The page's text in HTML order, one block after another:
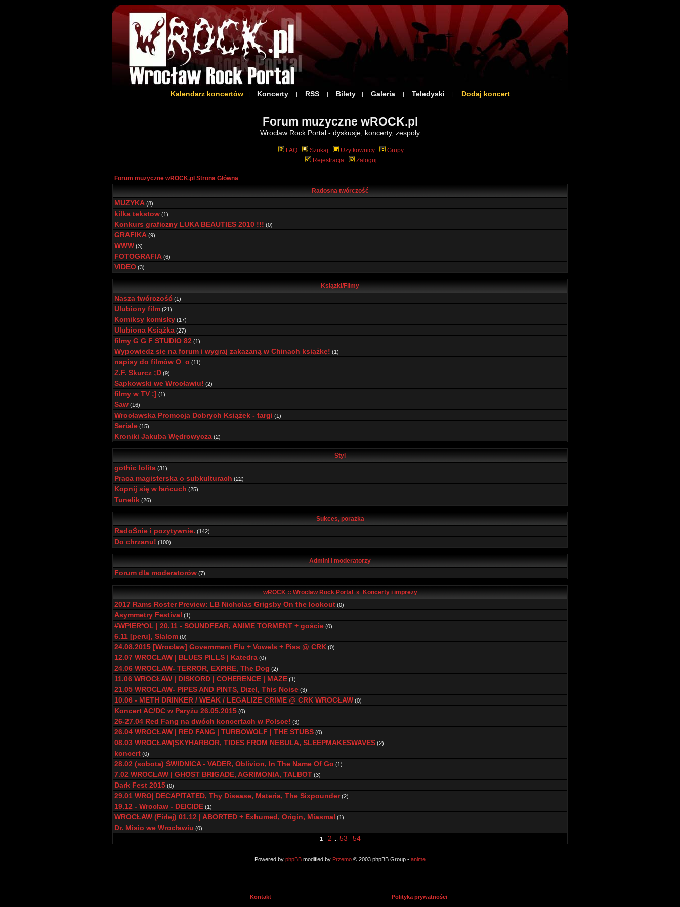
Kalendarz koncertów| Koncerty| RSS| Bilety| Galeria| Teledyski | Dodaj koncert
Forum muzyczne wROCK.pl
Wrocław Rock Portal - dyskusje, koncerty, zespoły
FAQ Szukaj Użytkownicy
Grupy
Rejestracja
Zaloguj
Forum muzyczne wROCK.pl Strona Główna
Radosna twórczość
MUZYKA (8)
kilka tekstow (1)
Konkurs graficzny LUKA BEAUTIES 2010 !!! (0)
GRAFIKA (9)
WWW (3)
FOTOGRAFIA (6)
VIDEO (3)
Ksiązki/Filmy
Nasza twórczość (1)
Ulubiony film (21)
Komiksy komisky (17)
Ulubiona Książka (27)
filmy G G F STUDIO 82 (1)
Wypowiedz się na forum i wygraj zakazaną w Chinach książkę! (1)
napisy do filmów O_o (11)
Z.F. Skurcz ;D (9)
Sapkowski we Wrocławiu! (2)
filmy w TV ;] (1)
Saw (16)
Wrocławska Promocja Dobrych Książek - targi (1)
Seriale (15)
Kroniki Jakuba Wędrowycza (2)
Styl
gothic lolita (31)
Praca magisterska o subkulturach (22)
Kopnij się w łańcuch (25)
Tunelik (26)
Sukces, porażka
RadoŚnie i pozytywnie. (142)
Do chrzanu! (100)
Admini i moderatorzy
Forum dla moderatorów (7)
wROCK :: Wroclaw Rock Portal » Koncerty i imprezy
2017 Rams Roster Preview: LB Nicholas Grigsby On the lookout (0)
Asymmetry Festival (1)
#WPIER*OL | 20.11 - SOUNDFEAR, ANIME TORMENT + goście (0)
6.11 [peru], Slalom (0)
24.08.2015 [Wrocław] Government Flu + Vowels + Piss @ CRK (0)
12.07 WROCŁAW | BLUES PILLS | Katedra (0)
24.06 WROCŁAW- TERROR, EXPIRE, The Dog (2)
11.06 WROCŁAW | DISKORD | COHERENCE | MAZE (1)
21.05 WROCLAW- PIPES AND PINTS, Dizel, This Noise (3)
10.06 - METH DRINKER / WEAK / LEGALIZE CRIME @ CRK WROCŁAW (0)
Koncert AC/DC w Paryżu 26.05.2015 (0)
26-27.04 Red Fang na dwóch koncertach w Polsce! (3)
26.04 WROCŁAW | RED FANG | TURBOWOLF | THE STUBS (0)
08.03 WROCŁAW|SKYHARBOR, TIDES FROM NEBULA, SLEEPMAKESWAVES (2)
koncert (0)
28.02 (sobota) ŚWIDNICA - VADER, Oblivion, In The Name Of Go (1)
7.02 WROCŁAW | GHOST BRIGADE, AGRIMONIA, TALBOT (3)
Dark Fest 2015 (0)
29.01 WRO| DECAPITATED, Thy Disease, Materia, The Sixpounder(2)
19.12 - Wrocław - DEICIDE (1)
WROCŁAW (Firlej) 01.12 | ABORTED + Exhumed, Origin, Miasmal (1)
Dr. Misio we Wrocławiu (0)
1- 2 53 - 54
Powered by phpBB modified by Przemo © 2003 phpBB Group - anime
Kontakt Polityka prywatności